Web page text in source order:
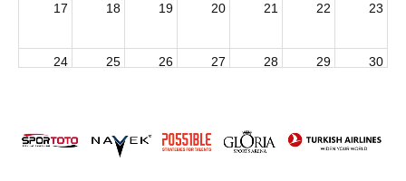
17 18 19 20 21 22 23
24 25 26 27 28 29 30